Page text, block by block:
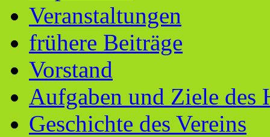
Veranstaltungen
frühere Beiträge
Vorstand
Aufgaben und Ziele des
Geschichte des Vereins